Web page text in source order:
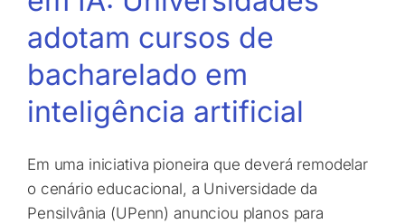
adotam cursos de
bacharelado em
inteligência artificial
Em uma iniciativa pioneira que deverá remodelar
o cenário educacional, a Universidade da
Pensilvânia (UPenn) anunciou planos para